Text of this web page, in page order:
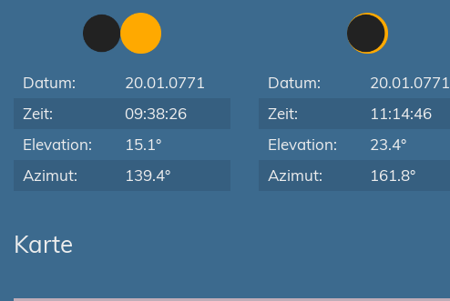
Datum:
20.01.0771
Zeit:
09:38:26
Elevation:
15.1°
Azimut:
139.4°
Datum:
20.01.0771
Zeit:
11:14:46
Elevation:
23.4°
Azimut:
161.8°
Karte